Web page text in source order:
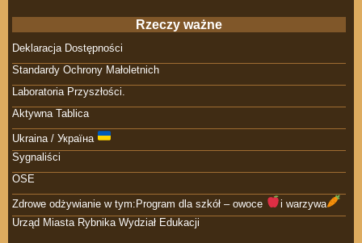
Rzeczy ważne
Deklaracja Dostępności
Standardy Ochrony Małoletnich
Laboratoria Przyszłości.
Aktywna Tablica
Ukraina / Україна
Sygnaliści
OSE
Zdrowe odżywianie w tym:Program dla szkół – owoce
i warzywa
Urząd Miasta Rybnika Wydział Edukacji